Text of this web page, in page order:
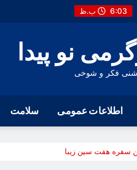
6:03 ب.ظ
نو پیدا
فکر و شوخی
اطلاعات عمومی سلامت